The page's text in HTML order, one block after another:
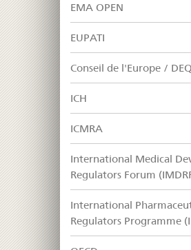
EMA OPEN
EUPATI
Conseil de l'Europe /
ICH
ICMRA
International Medical
Regulators Forum
International
Regulators Programme